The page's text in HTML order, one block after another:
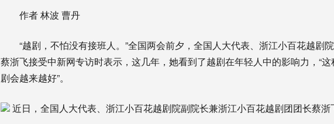
作者 林波 曹丹
“越剧，不怕没有接班人。”全国两会前夕，全国人大代表、浙江小百花越剧
蔡浙飞接受中新网专访时表示，这几年，她看到了越剧在年轻人中的影响力，“
剧会越来越好”。
近日，全国人大代表、浙江小百花越剧院副院长兼浙江小百花越剧团团长蔡